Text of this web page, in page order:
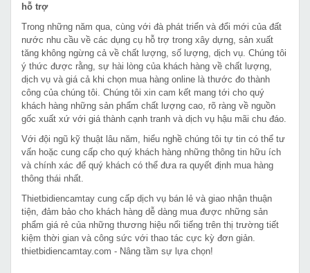
hỗ trợ
Trong những năm qua, cùng với đà phát triển và đổi mới của đất
nước nhu cầu về các dụng cụ hỗ trợ trong xây dựng, sản xuất
tăng không ngừng cả về chất lượng, số lượng, dịch vụ. Chúng tôi
ý thức được rằng, sự hài lòng của khách hàng về chất lượng,
dịch vụ và giá cả khi chọn mua hàng online là thước đo thành
công của chúng tôi. Chúng tôi xin cam kết mang tới cho quý
khách hàng những sản phẩm chất lượng cao, rõ ràng về nguồn
gốc xuất xứ với giá thành cạnh tranh và dịch vụ hậu mãi chu đáo.
Với đội ngũ kỹ thuật lâu năm, hiểu nghề chúng tôi tự tin có thể tư
vấn hoặc cung cấp cho quý khách hàng những thông tin hữu ích
và chính xác để quý khách có thể đưa ra quyết định mua hàng
thông thái nhất.
Thietbidiencamtay cung cấp dịch vụ bán lẻ và giao nhận thuận
tiện, đảm bảo cho khách hàng dễ dàng mua được những sản
phẩm giá rẻ của những thương hiệu nổi tiếng trên thị trường tiết
kiệm thời gian và công sức với thao tác cực kỳ đơn giản.
thietbidiencamtay.com - Nâng tầm sự lựa chọn!